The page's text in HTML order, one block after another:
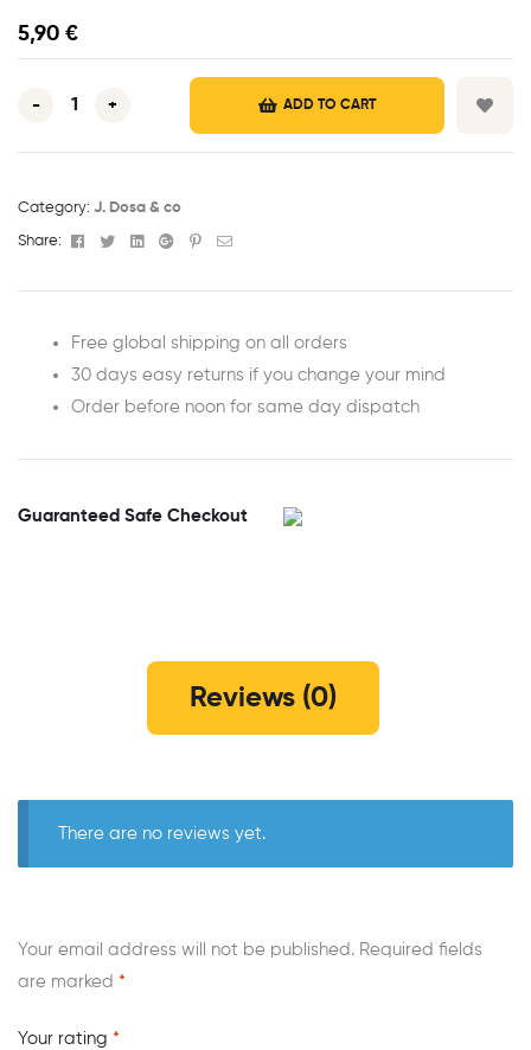
5,90 €
- + ADD TO CART
Category: J. Dosa & co
Share: Facebook
TwitterLinkedinGoogle+Pinterest
Email
Free global shipping on all orders
30 days easy returns if you change your mind
Order before noon for same day dispatch
Guaranteed Safe Checkout
Reviews (0)
There are no reviews yet.
Your email address will not be published. Required fields
are marked *
Your rating *